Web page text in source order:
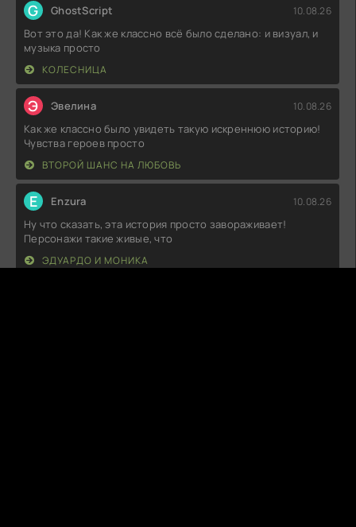
G GhostScript 10.08.26
Вот это да! Как же классно всё было сделано: и визуал, и
музыка просто
КОЛЕСНИЦА
Э Эвелина 10.08.26
Как же классно было увидеть такую искреннюю историю!
Чувства героев просто
ВТОРОЙ ШАНС НА ЛЮБОВЬ
E Enzura 10.08.26
Ну что сказать, эта история просто завораживает!
Персонажи такие живые, что
ЭДУАРДО И МОНИКА